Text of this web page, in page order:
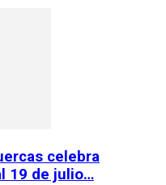
celebra
19 de julio…